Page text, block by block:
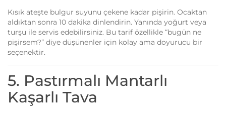
Kısık ateşte bulgur suyunu çekene kadar pişirin. Ocaktan
aldıktan sonra 10 dakika dinlendirin. Yanında yoğurt veya
turşu ile servis edebilirsiniz. Bu tarif özellikle “bugün ne
pişirsem?” diye düşünenler için kolay ama doyurucu bir
seçenektir.
5. Pastırmalı Mantarlı
Kaşarlı Tava